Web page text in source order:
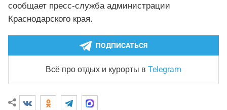
сообщает пресс-служба администрации
Краснодарского края.
ПОДПИСАТЬСЯ
Всё про отдых и курорты в Telegram